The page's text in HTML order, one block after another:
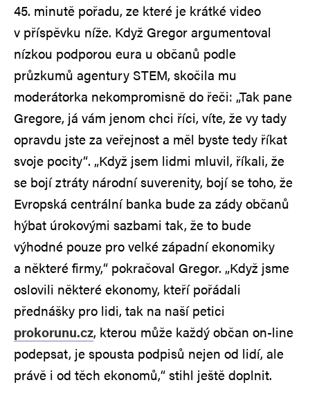
45. minutě pořadu, ze které je krátké video
v příspěvku níže. Když Gregor argumentoval
nízkou podporou eura u občanů podle
průzkumů agentury STEM, skočila mu
moderátorka nekompromisně do řeči: „Tak pane
Gregore, já vám jenom chci říci, víte, že vy tady
opravdu jste za veřejnost a měl byste tedy říkat
svoje pocity“. „Když jsem lidmi mluvil, říkali, že
se bojí ztráty národní suverenity, bojí se toho, že
Evropská centrální banka bude za zády občanů
hýbat úrokovými sazbami tak, že to bude
výhodné pouze pro velké západní ekonomiky
a některé firmy,“ pokračoval Gregor. „Když jsme
oslovili některé ekonomy, kteří pořádali
přednášky pro lidi, tak na naší petici
prokorunu.cz, kterou může každý občan on-line
podepsat, je spousta podpisů nejen od lidí, ale
právě i od těch ekonomů,“ stihl ještě doplnit.